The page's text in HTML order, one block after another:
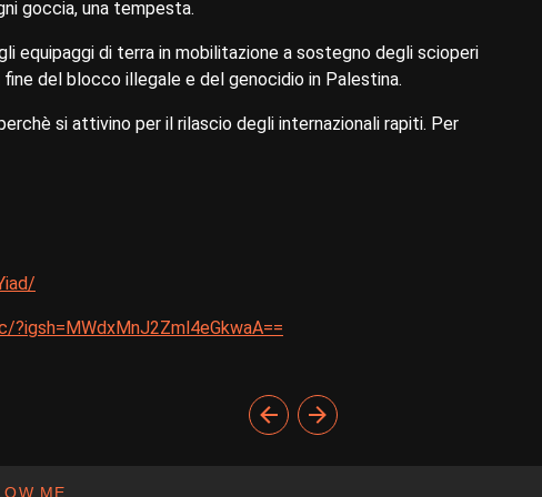
goccia, una tempesta.
equipaggi di terra in mobilitazione a sostegno degli scioperi
del blocco illegale e del genocidio in Palestina.
si attivino per il rilascio degli internazionali rapiti. Per
ME